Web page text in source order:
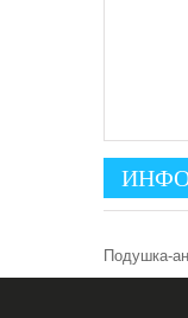
Подушка-